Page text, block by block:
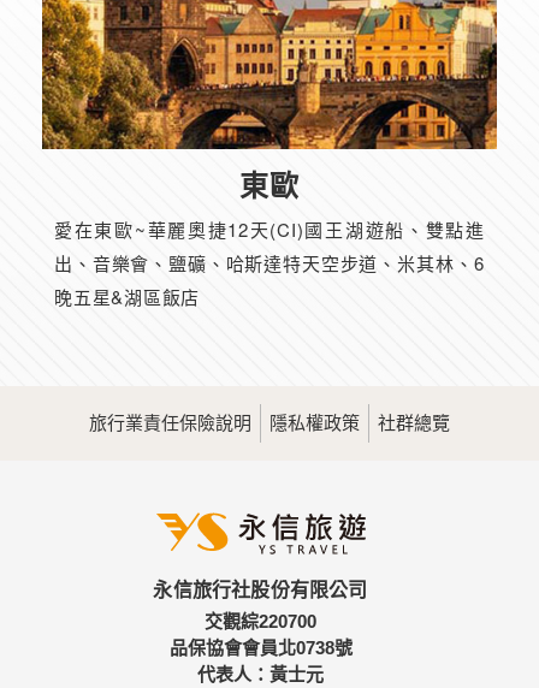
東歐
愛在東歐~華麗奧捷12天(CI)國王湖遊船、雙點進
出、音樂會、鹽礦、哈斯達特天空步道、米其林、6
晚五星&湖區飯店
旅行業責任保險說明 隱私權政策 社群總覽
永信旅行社股份有限公司
交觀綜220700
品保協會會員北0738號
代表人：黃士元